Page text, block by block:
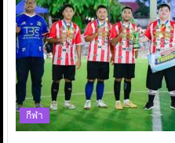
กีฬา